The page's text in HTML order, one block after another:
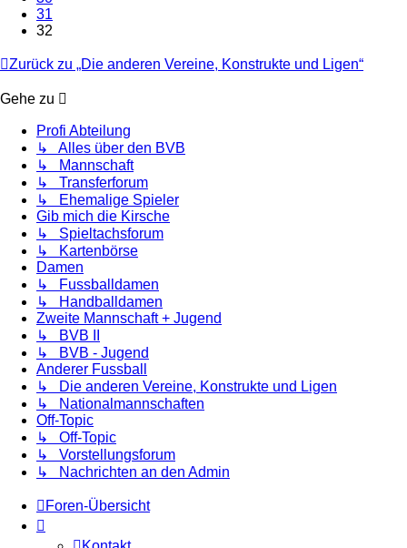
31
32
Zurück zu „Die anderen Vereine, Konstrukte und Ligen“
Gehe zu
Profi Abteilung
↳ Alles über den BVB
↳ Mannschaft
↳ Transferforum
↳ Ehemalige Spieler
Gib mich die Kirsche
↳ Spieltachsforum
↳ Kartenbörse
Damen
↳ Fussballdamen
↳ Handballdamen
Zweite Mannschaft + Jugend
↳ BVB II
↳ BVB - Jugend
Anderer Fussball
↳ Die anderen Vereine, Konstrukte und Ligen
↳ Nationalmannschaften
Off-Topic
↳ Off-Topic
↳ Vorstellungsforum
↳ Nachrichten an den Admin
Foren-Übersicht